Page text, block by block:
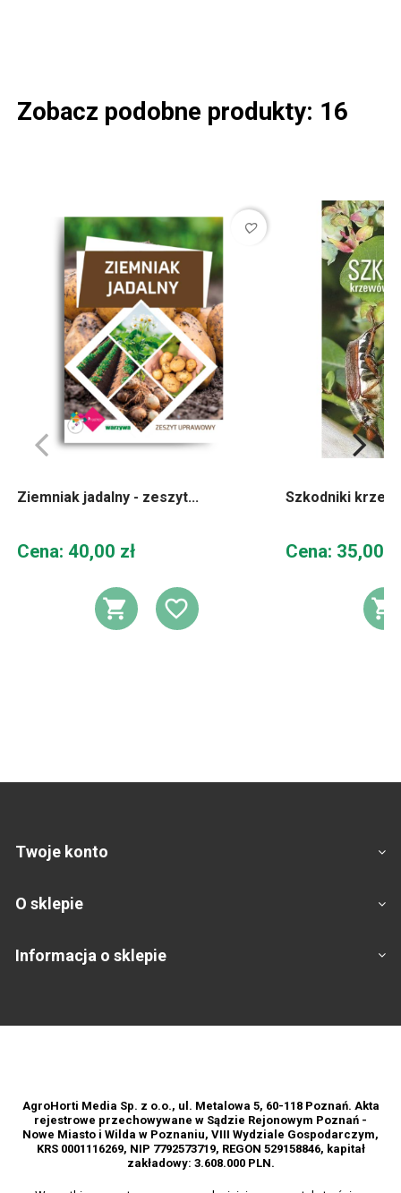
Zobacz podobne produkty: 16
favorite_border
Ziemniak jadalny - zeszyt...
Cena
Cena: 40,00 zł
DODAJ DO KOSZYKA
DODAJ DO
Szkodniki
Cena
Cena: 35,00
Twoje konto
O sklepie
Informacja o sklepie
AgroHorti Media Sp. z o.o., ul. Metalowa 5, 60-118 Poznań. Akta
rejestrowe przechowywane w Sądzie Rejonowym Poznań -
Nowe Miasto i Wilda w Poznaniu, VIII Wydziale Gospodarczym,
KRS 0001116269, NIP 7792573719, REGON 529158846, kapitał
zakładowy: 3.608.000 PLN.